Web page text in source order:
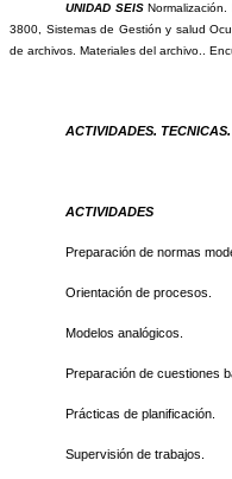
UNIDAD SEIS
3800, Sistemas de Gestión y salud
de archivos. Materiales del archivo..
ACTIVIDADES.
ACTIVIDADES
Preparación de normas
Orientación de procesos.
Modelos analógicos.
Preparación de cuestiones
Prácticas de planificación.
Supervisión de trabajos.